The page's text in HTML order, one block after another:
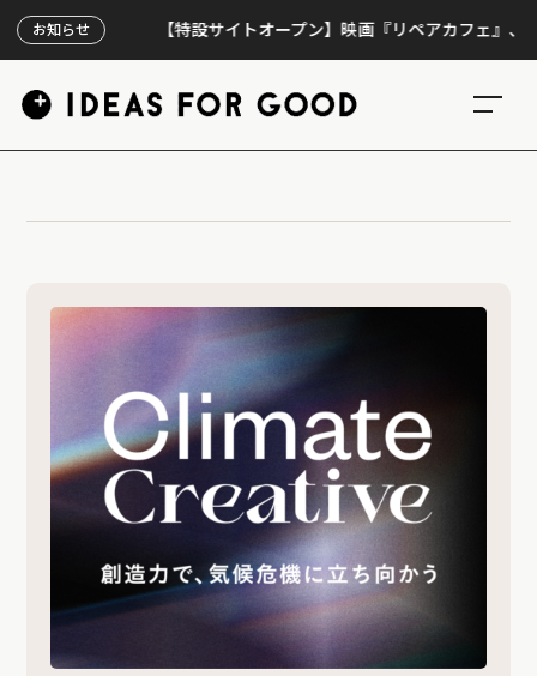
お知らせ 【特設サイトオープン】映画『リペアカフェ』、上映